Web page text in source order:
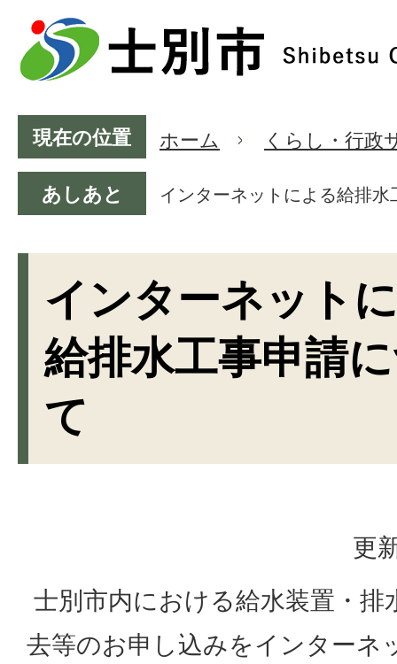
現在の位置 ホーム くらし・行政
あしあと インターネットによる給排
インターネット
給排水工事申請
て
更
士別市内における給水装置・排
去等のお申し込みをインターネ